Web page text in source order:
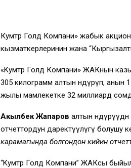
Кумтөр Голд Компани» жабык
кызматкерлеринин жана
«Kумтөр Голд Компани» ЖАКнын
305 килограмм алтын өндүрүп, анын
жылы мамлекетке 32 миллиард
Акылбек Жапаров алтын
отчеттордун даректүүлүгү болушу
карамагында болгондон кийин
“Kумтөр Голд Компани” ЖАКсы